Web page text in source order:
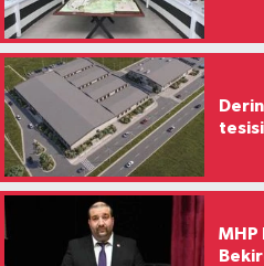
tesisi
MHP